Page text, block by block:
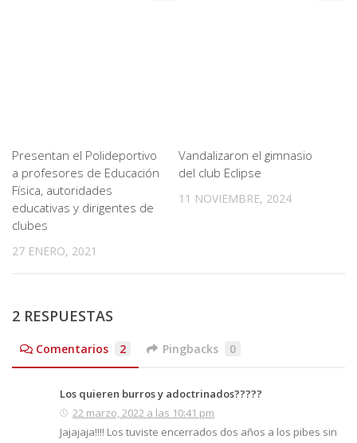
Presentan el Polideportivo
a profesores de Educación
Física, autoridades
educativas y dirigentes de
clubes
27 ENERO, 2021
Vandalizaron el gimnasio
del club Eclipse
11 NOVIEMBRE, 2024
2 RESPUESTAS
Comentarios 2 Pingbacks 0
Los quieren burros y adoctrinados?????
22 marzo, 2022 a las 10:41 pm
Jajajaja!!!! Los tuviste encerrados dos años a los pibes sin